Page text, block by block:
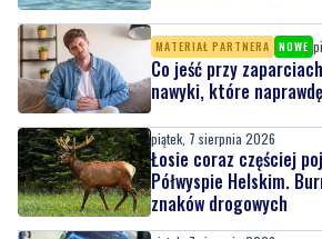
MATERIAŁ PARTNERA NOWE
Co jeść przy
nawyki, które
piątek, 7 sierpnia 2026
Łosie coraz częściej
Półwyspie Helskim.
znaków drogowych